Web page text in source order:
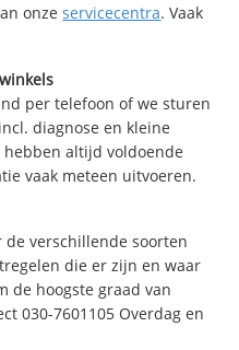
onzeservicecentra. Vaak
per telefoon of we sturen
diagnose en kleine
hebben altijd voldoende
vaak meteen uitvoeren.
verschillende soorten
die er zijn en waar
de hoogste graad van
030-7601105 Overdag en